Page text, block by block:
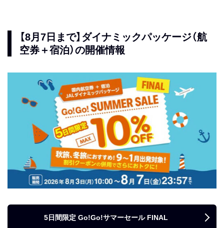
【8月7日まで】ダイナミックパッケージ（航
空券＋宿泊）の開催情報
5日間限定 Go!Go!サマーセール FINAL